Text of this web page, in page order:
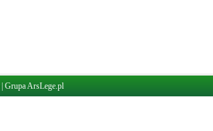
Grupa ArsLege.pl